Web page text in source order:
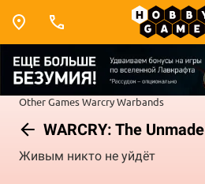
Other GamesWarcryWarbands
WARCRY: The Unmade
Живым никто не уйдёт